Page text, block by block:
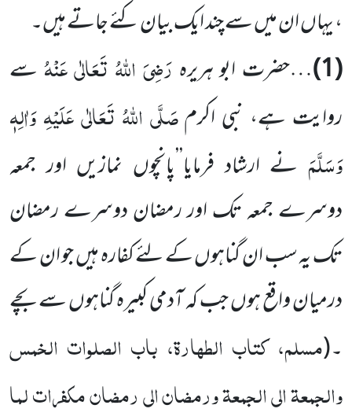
، یہاں ان میں سے چند ایک بیان کئے جاتے ہیں۔
(1) …حضرت ابو ہریرہرَضِیَ اللہُ تَعَالٰی عَنْہُسے
روایت ہے، نبی اکرمصَلَّی اللہُ تَعَالٰی عَلَیْہِ وَاٰلِہٖ
وَسَلَّمَ نے ارشاد فرمایا’’پانچوں نمازیں اور جمعہ
دوسرے جمعہ تک اور رمضان دوسرے رمضان
تک یہ سب ان گناہوں کے لئے کفارہ ہیں جو ان کے
درمیان واقع ہوں جب کہ آدمی کبیرہ گناہوں سے بچے
۔(مسلم، کتاب الطہارۃ، باب الصلوات الخمس
والجمعۃ الی الجمعۃ ورمضان الی رمضان مکفرات لما